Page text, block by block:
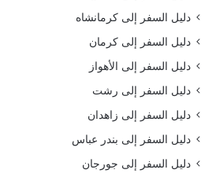
دليل السفر إلى كرمانشاه
دليل السفر إلى كرمان
دليل السفر إلى الأهواز
دليل السفر إلى رشت
دليل السفر إلى زاهدان
دليل السفر إلى بندر عباس
دليل السفر إلى جورجان